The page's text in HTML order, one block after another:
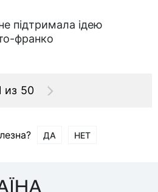
підтримала ідею
франко
из 50
ДА НЕТ